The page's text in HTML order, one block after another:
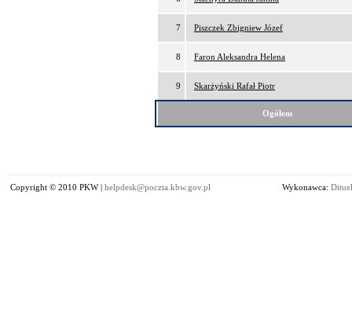
7 Piszczek Zbigniew Józef
8 Faron Aleksandra Helena
9 Skarżyński Rafał Piotr
Ogółem
Copyright © 2010 PKW | helpdesk@poczta.kbw.gov.pl Wykonawca: